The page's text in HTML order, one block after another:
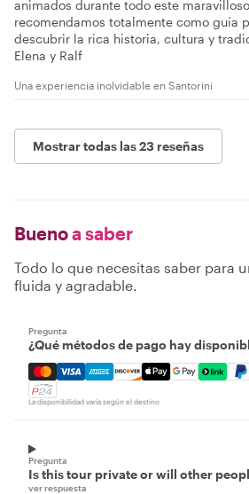
animados durante todo este
recomendamos totalmente como guía
descubrir la rica historia, cultura y
Elena y Ralf
Una experiencia inolvidable en Santorini
Mostrar todas las 23 reseñas
Buenoa saber
Todo lo que necesitas saber para
fluida y agradable.
Pregunta
¿Qué métodos de pago hay
Mastercard, Visa, Amex,
La disponibilidad varía según el destino
Pregunta
Is this tour private or will other
ver respuesta